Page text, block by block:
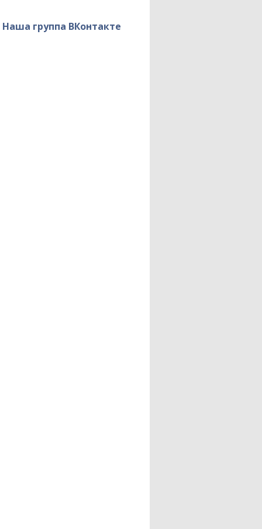
Наша группа ВКонтакте